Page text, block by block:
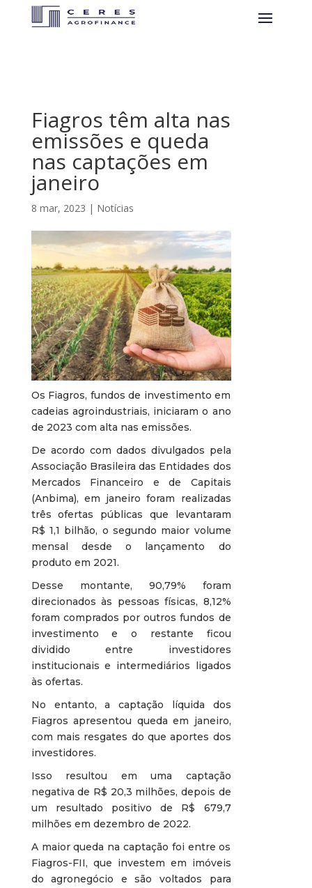
Fiagros têm alta nas
emissões e queda
nas captações em
janeiro
8 mar, 2023 | Notícias
Os Fiagros, fundos de investimento em
cadeias agroindustriais, iniciaram o ano
de 2023 com alta nas emissões.
De acordo com dados divulgados pela
Associação Brasileira das Entidades dos
Mercados Financeiro e de Capitais
(Anbima), em janeiro foram realizadas
três ofertas públicas que levantaram
R$ 1,1 bilhão, o segundo maior volume
mensal desde o lançamento do
produto em 2021.
Desse montante, 90,79% foram
direcionados às pessoas físicas, 8,12%
foram comprados por outros fundos de
investimento e o restante ficou
dividido entre investidores
institucionais e intermediários ligados
às ofertas.
No entanto, a captação líquida dos
Fiagros apresentou queda em janeiro,
com mais resgates do que aportes dos
investidores.
Isso resultou em uma captação
negativa de R$ 20,3 milhões, depois de
um resultado positivo de R$ 679,7
milhões em dezembro de 2022.
A maior queda na captação foi entre os
Fiagros-FII, que investem em imóveis
do agronegócio e são voltados para